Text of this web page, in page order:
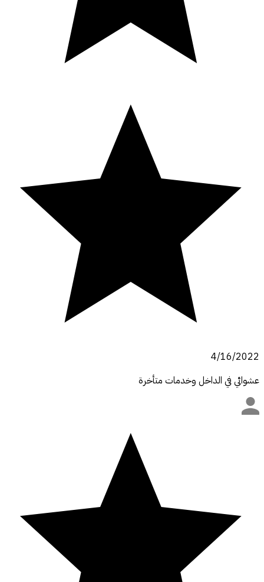
4/16/2022
عشوائي في الداخل وخدمات متأخرة